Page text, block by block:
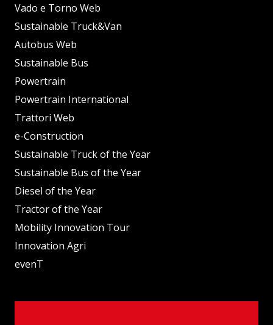
Vado e Torno Web
Sustainable Truck&Van
Autobus Web
Sustainable Bus
Powertrain
Powertrain International
Trattori Web
e-Construction
Sustainable Truck of the Year
Sustainable Bus of the Year
Diesel of the Year
Tractor of the Year
Mobility Innovation Tour
Innovation Agri
evenT